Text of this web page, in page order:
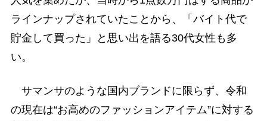
ラインナップされていたことから、「バイト代で
貯金して買った」と思い出を語る30代女性も多
い。
サマンサのような国内ブランドに限らず、令和
の現在は“お高めのファッションアイテム”に対する